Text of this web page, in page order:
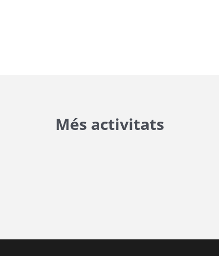
Més activitats